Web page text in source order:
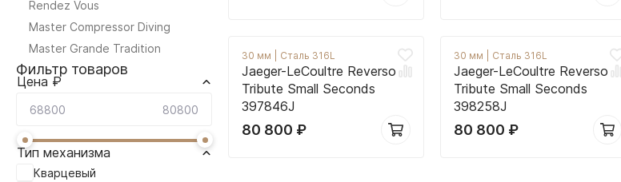
30 мм Сталь 316L
Jaeger-LeCoultre Reverso
Tribute Small Seconds
397846J
80 800 ₽
30 мм Сталь 316L
Jaeger-LeCoultre Reverso
Tribute Small Seconds
398258J
80 800 ₽
Rendez Vous
Master Compressor Diving
Master Grande Tradition
Фильтр товаров
Цена ₽
Тип механизма
Кварцевый